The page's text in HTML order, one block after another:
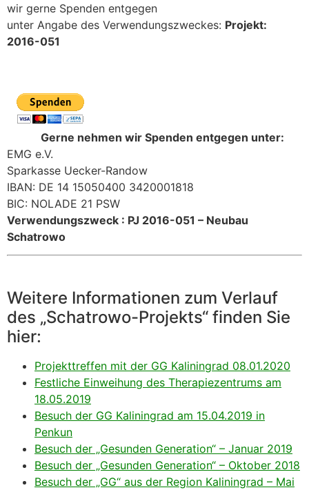
wir gerne Spenden entgegen
unter Angabe des Verwendungszweckes: Projekt:
2016-051
Gerne nehmen wir Spenden entgegen unter:
EMG e.V.
Sparkasse Uecker-Randow
IBAN: DE 14 15050400 3420001818
BIC: NOLADE 21 PSW
Verwendungszweck : PJ 2016-051 – Neubau
Schatrowo
Weitere Informationen zum Verlauf
des „Schatrowo-Projekts“ finden Sie
hier:
Projekttreffen mit der GG Kaliningrad 08.01.2020
Festliche Einweihung des Therapiezentrums am
18.05.2019
Besuch der GG Kaliningrad am 15.04.2019 in
Penkun
Besuch der „Gesunden Generation“ – Januar 2019
Besuch der „Gesunden Generation“ – Oktober 2018
Besuch der „GG“ aus der Region Kaliningrad – Mai